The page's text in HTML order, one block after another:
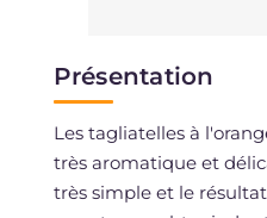
Présentation
Les tagliatelles à
très aromatique et
très simple et le